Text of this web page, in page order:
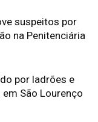
suspeitos por
na Penitenciária
por ladrões e
São Lourenço